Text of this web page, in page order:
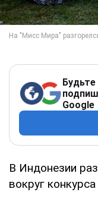
Google
В Индонезии
вокруг